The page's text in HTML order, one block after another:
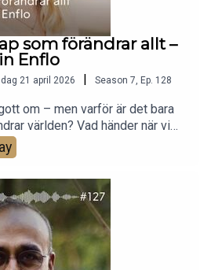
som förändrar allt –
Enflo
21 april 2026 | Season 7 Ep. 128
om – men varför är det bara
världen? Vad händer när vi
att något fungerar till att
varför började människor inte
Enflo, professor i ekonomisk
i 2025 års
Joel Mokyrs forskning och
blir till verklig
Persson.